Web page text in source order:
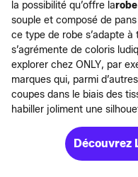
la possibilité qu’offre la
souple et composé de
ce type de robe s’adapte
s’agrémente de coloris
explorer chez ONLY, par
marques qui, parmi
coupes dans le biais des
habiller joliment une
Découvrez